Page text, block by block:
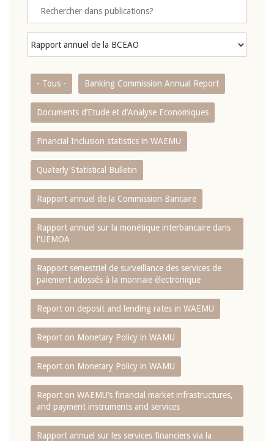
- Tous - Banking Commission Annual Report
Documents d’Etude et d’Analyse Economiques
Financial Inclusion statistics in WAEMU
Quaterly Statistical Bulletin
Rapport annuel de la Commission Bancaire
Rapport annuel sur la monétique interbancaire dans
l'UEMOA
Rapport semestriel de surveillance des services de
paiement adossés à la monnaie électronique
Report on deposit and lending rates in WAEMU
Report on Monetary Policy in WAMU
Report on Monetary Policy in WAMU
Report on WAEMU’s financial market infrastructures,
and payment instruments and services
Rapport annuel sur les services financiers via la